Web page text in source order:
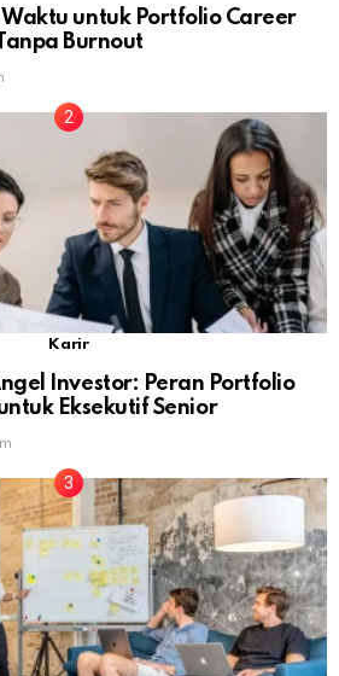
untuk Portfolio Career
Burnout
Karir
Investor: Peran Portfolio
Eksekutif Senior